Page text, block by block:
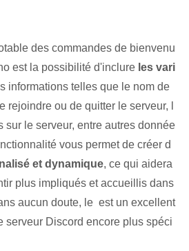
des commandes de bienvenu
est la possibilité d'inclure les vari
informations telles que le nom de
rejoindre ou de quitter le serveur, l
sur le serveur, entre autres donnée
vous permet de créer⁤ d
et dynamique, ce qui aidera
plus impliqués et accueillis dans
aucun doute, le ⁢ est un excellent
serveur Discord encore plus ‌spéci